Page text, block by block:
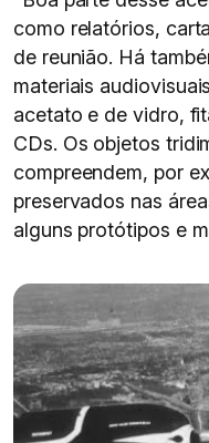
como relatórios,
de reunião. Há
materiais
acetato e de vidro,
CDs. Os objetos
compreendem, por
preservados nas
alguns protótipos e